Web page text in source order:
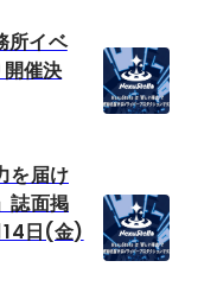
イベ
催決
を届け
誌面掲
14日(金)